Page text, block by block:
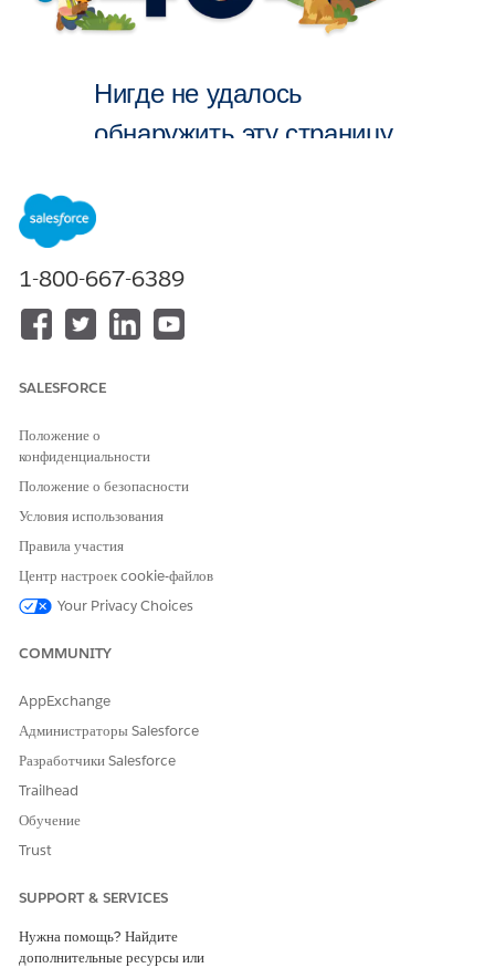
Нигде не удалось
обнаружить эту страницу.
1-800-667-6389
SALESFORCE
Положение о
конфиденциальности
Положение о безопасности
Условия использования
Правила участия
Центр настроек cookie-файлов
Your Privacy Choices
COMMUNITY
AppExchange
Администраторы Salesforce
Разработчики Salesforce
Trailhead
Обучение
Trust
SUPPORT & SERVICES
Нужна помощь? Найдите
дополнительные ресурсы или